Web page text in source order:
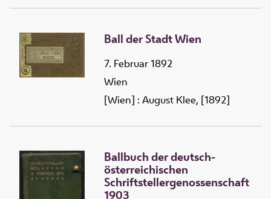
gewöhnliche Bouttelie-
samt der Music, und
Illumination, anbey wird
versicheret, daß nach
bedienet werden
Ball der Stadt Wien
7. Februar 1892
Wien
[Wien] : August Klee, [1892]
Ballbuch der deutsch-
österreichischen
Schriftstellergenossenschaft
1903